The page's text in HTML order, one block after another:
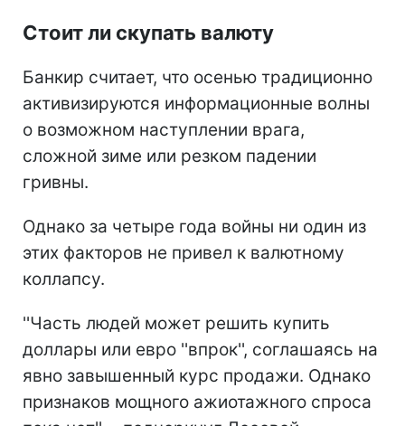
Стоит ли скупать валюту
Банкир считает, что осенью традиционно
активизируются информационные волны
о возможном наступлении врага,
сложной зиме или резком падении
гривны.
Однако за четыре года войны ни один из
этих факторов не привел к валютному
коллапсу.
''Часть людей может решить купить
доллары или евро ''впрок'', соглашаясь на
явно завышенный курс продажи. Однако
признаков мощного ажиотажного спроса